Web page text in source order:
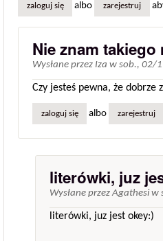
zaloguj się albo zarejestruj
Nie znam takiego
Wysłane przez Iza w sob., 02/
Czy jesteś pewna, że dobrze
zaloguj się albo zarejestruj
literówki, juz
Wysłane przezAgathesi w
literówki, juz jest okey:)